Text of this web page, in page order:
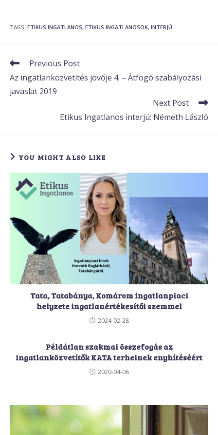
TAGS: ETIKUS INGATLANOS, ETIKUS INGATLANOSOK, INTERJÚ
Read
articles
Previous Post
Az ingatlanközvetítés jövője 4. – Átfogó szabályozási
javaslat 2019
Next Post
Etikus Ingatlanos interjú: Németh László
YOU MIGHT ALSO LIKE
Tata, Tatabánya, Komárom ingatlanpiaci
helyzete ingatlanértékesítői szemmel
2024-02-28
Példátlan szakmai összefogás az
ingatlanközvetítők KATA terheinek enyhítéséért
2020-04-06